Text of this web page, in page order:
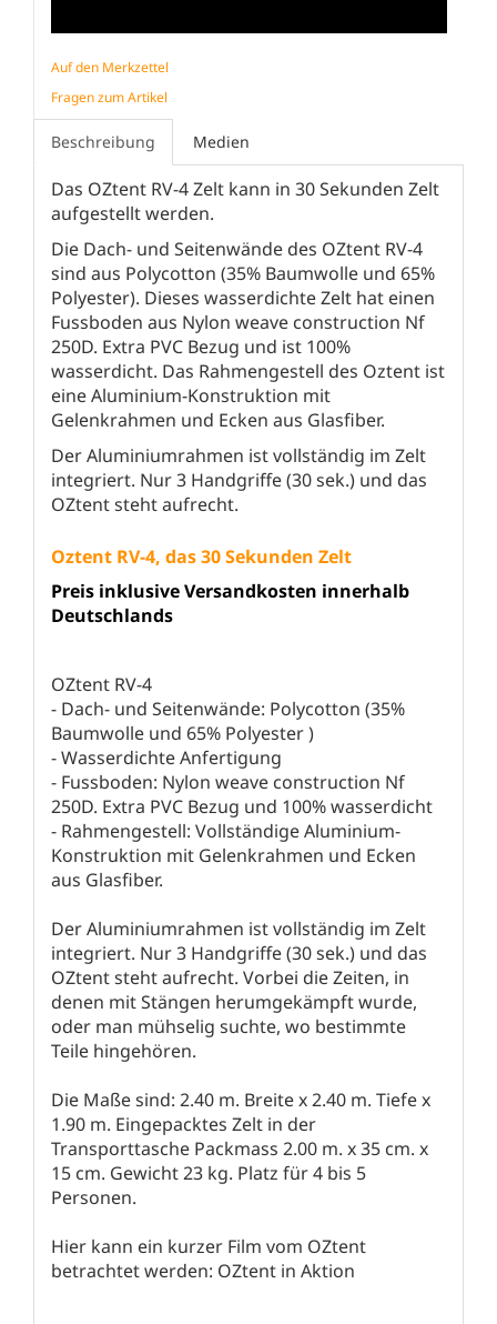
Auf den Merkzettel
Fragen zum Artikel
Beschreibung Medien
Das OZtent RV-4 Zelt kann in 30 Sekunden Zelt
aufgestellt werden.
Die Dach- und Seitenwände des OZtent RV-4
sind aus Polycotton (35% Baumwolle und 65%
Polyester). Dieses wasserdichte Zelt hat einen
Fussboden aus Nylon weave construction Nf
250D. Extra PVC Bezug und ist 100%
wasserdicht. Das Rahmengestell des Oztent ist
eine Aluminium-Konstruktion mit
Gelenkrahmen und Ecken aus Glasfiber.
Der Aluminiumrahmen ist vollständig im Zelt
integriert. Nur 3 Handgriffe (30 sek.) und das
OZtent steht aufrecht.
Oztent RV-4, das 30 Sekunden Zelt
Preis inklusive Versandkosten innerhalb
Deutschlands
OZtent RV-4
- Dach- und Seitenwände: Polycotton (35%
Baumwolle und 65% Polyester )
- Wasserdichte Anfertigung
- Fussboden: Nylon weave construction Nf
250D. Extra PVC Bezug und 100% wasserdicht
- Rahmengestell: Vollständige Aluminium-
Konstruktion mit Gelenkrahmen und Ecken
aus Glasfiber.
Der Aluminiumrahmen ist vollständig im Zelt
integriert. Nur 3 Handgriffe (30 sek.) und das
OZtent steht aufrecht. Vorbei die Zeiten, in
denen mit Stängen herumgekämpft wurde,
oder man mühselig suchte, wo bestimmte
Teile hingehören.
Die Maße sind: 2.40 m. Breite x 2.40 m. Tiefe x
1.90 m. Eingepacktes Zelt in der
Transporttasche Packmass 2.00 m. x 35 cm. x
15 cm. Gewicht 23 kg. Platz für 4 bis 5
Personen.
Hier kann ein kurzer Film vom OZtent
betrachtet werden: OZtent in Aktion